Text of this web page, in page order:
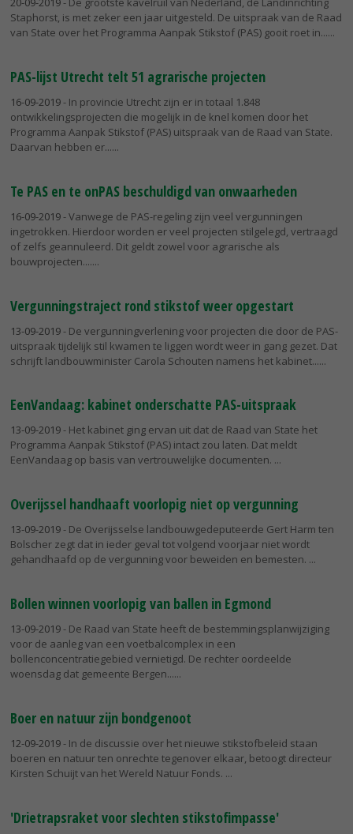
Staphorst, is met zeker een jaar uitgesteld. De uitspraak van de Raad
van State over het Programma Aanpak Stikstof (PAS) gooit roet in...
PAS-lijst Utrecht telt 51 agrarische projecten
16-09-2019- In provincie Utrecht zijn er in totaal 1.848
ontwikkelingsprojecten die mogelijk in de knel komen door het
Programma Aanpak Stikstof (PAS) uitspraak van de Raad van State.
Daarvan hebben er...
Te PAS en te onPAS beschuldigd van onwaarheden
16-09-2019- Vanwege de PAS-regeling zijn veel vergunningen
ingetrokken. Hierdoor worden er veel projecten stilgelegd, vertraagd
of zelfs geannuleerd. Dit geldt zowel voor agrarische als
bouwprojecten....
Vergunningstraject rond stikstof weer opgestart
13-09-2019- De vergunningverlening voor projecten die door de PAS-
uitspraak tijdelijk stil kwamen te liggen wordt weer in gang gezet. Dat
schrijft landbouwminister Carola Schouten namens het kabinet...
EenVandaag: kabinet onderschatte PAS-uitspraak
13-09-2019- Het kabinet ging ervan uit dat de Raad van State het
Programma Aanpak Stikstof (PAS) intact zou laten. Dat meldt
EenVandaag op basis van vertrouwelijke documenten.
Overijssel handhaaft voorlopig niet op vergunning
13-09-2019- De Overijsselse landbouwgedeputeerde Gert Harm ten
Bolscher zegt dat in ieder geval tot volgend voorjaar niet wordt
gehandhaafd op de vergunning voor beweiden en bemesten.
Bollen winnen voorlopig van ballen in Egmond
13-09-2019- De Raad van State heeft de bestemmingsplanwijziging
voor de aanleg van een voetbalcomplex in een
bollenconcentratiegebied vernietigd. De rechter oordeelde
woensdag dat gemeente Bergen...
Boer en natuur zijn bondgenoot
12-09-2019- In de discussie over het nieuwe stikstofbeleid staan
boeren en natuur ten onrechte tegenover elkaar, betoogt directeur
Kirsten Schuijt van het Wereld Natuur Fonds.
'Drietrapsraket voor slechten stikstofimpasse'